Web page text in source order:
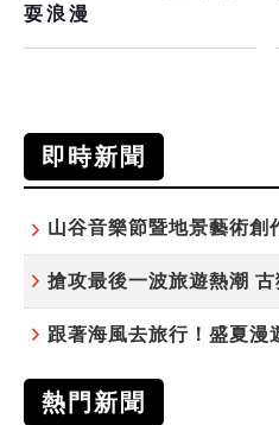
耍浪漫
即時新聞
熱門新聞